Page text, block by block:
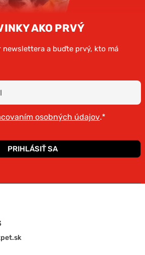
AKO PRVÝ
newslettera a buďte prvý, kto má
osobných údajov.*
PRIHLÁSIŤ SA